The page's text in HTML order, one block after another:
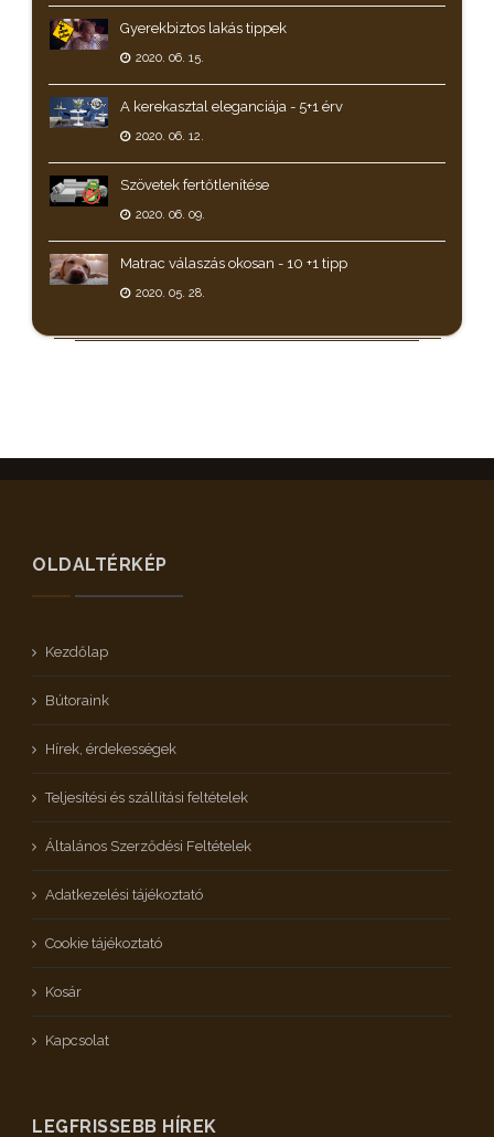
Gyerekbiztos lakás tippek
2020. 06. 15.
A kerekasztal eleganciája - 5+1 érv
2020. 06. 12.
Szövetek fertőtlenítése
2020. 06. 09.
Matrac válaszás okosan - 10 +1 tipp
2020. 05. 28.
OLDALTÉRKÉP
Kezdőlap
Bútoraink
Hírek, érdekességek
Teljesítési és szállítási feltételek
Általános Szerződési Feltételek
Adatkezelési tájékoztató
Cookie tájékoztató
Kosár
Kapcsolat
LEGFRISSEBB HÍREK